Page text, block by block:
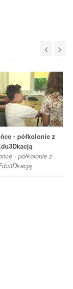
- półkolonie z
- półkolonie z